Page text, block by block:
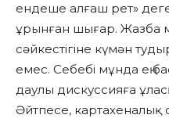
ендеше алғаш рет»
ұрынған шығар. Жазба
сәйкестігіне күмән
емес. Себебі мұнда ең
даулы дискуссияға
Әйтпесе, картахеналық